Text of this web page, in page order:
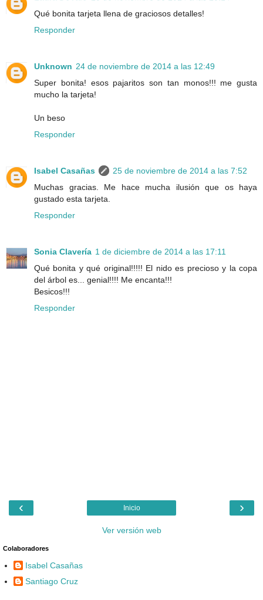
Qué bonita tarjeta llena de graciosos detalles!
Responder
Unknown 24 de noviembre de 2014 a las 12:49
Super bonita! esos pajaritos son tan monos!!! me gusta
mucho la tarjeta!
Un beso
Responder
Isabel Casañas
25 de noviembre de 2014 a las 7:52
Muchas gracias. Me hace mucha ilusión que os haya
gustado esta tarjeta.
Responder
Sonia Clavería 1 de diciembre de 2014 a las 17:11
Qué bonita y qué original!!!!! El nido es precioso y la copa
del árbol es... genial!!!! Me encanta!!!
Besicos!!!
Responder
‹ ›
Inicio
Ver versión web
Colaboradores
Isabel Casañas
Santiago Cruz